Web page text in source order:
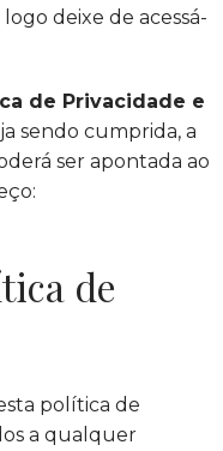
deixe de acessá-
de Privacidade e
sendo cumprida, a
ser apontada ao
de
política de
a qualquer